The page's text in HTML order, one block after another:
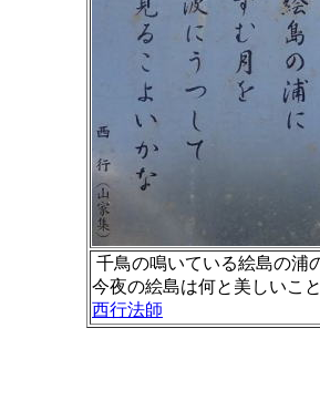
千鳥の鳴いている絵島の浦
今夜の絵島は何と美しいこ
西行法師